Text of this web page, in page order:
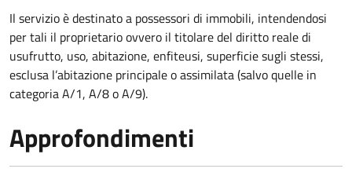
Il servizio è destinato a possessori di immobili, intendendosi
per tali il proprietario ovvero il titolare del diritto reale di
usufrutto, uso, abitazione, enfiteusi, superficie sugli stessi,
esclusa l’abitazione principale o assimilata (salvo quelle in
categoria A/1, A/8 o A/9).
Approfondimenti